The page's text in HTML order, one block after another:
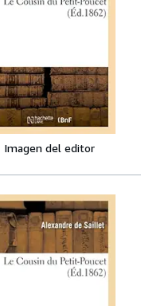
Imagen del editor